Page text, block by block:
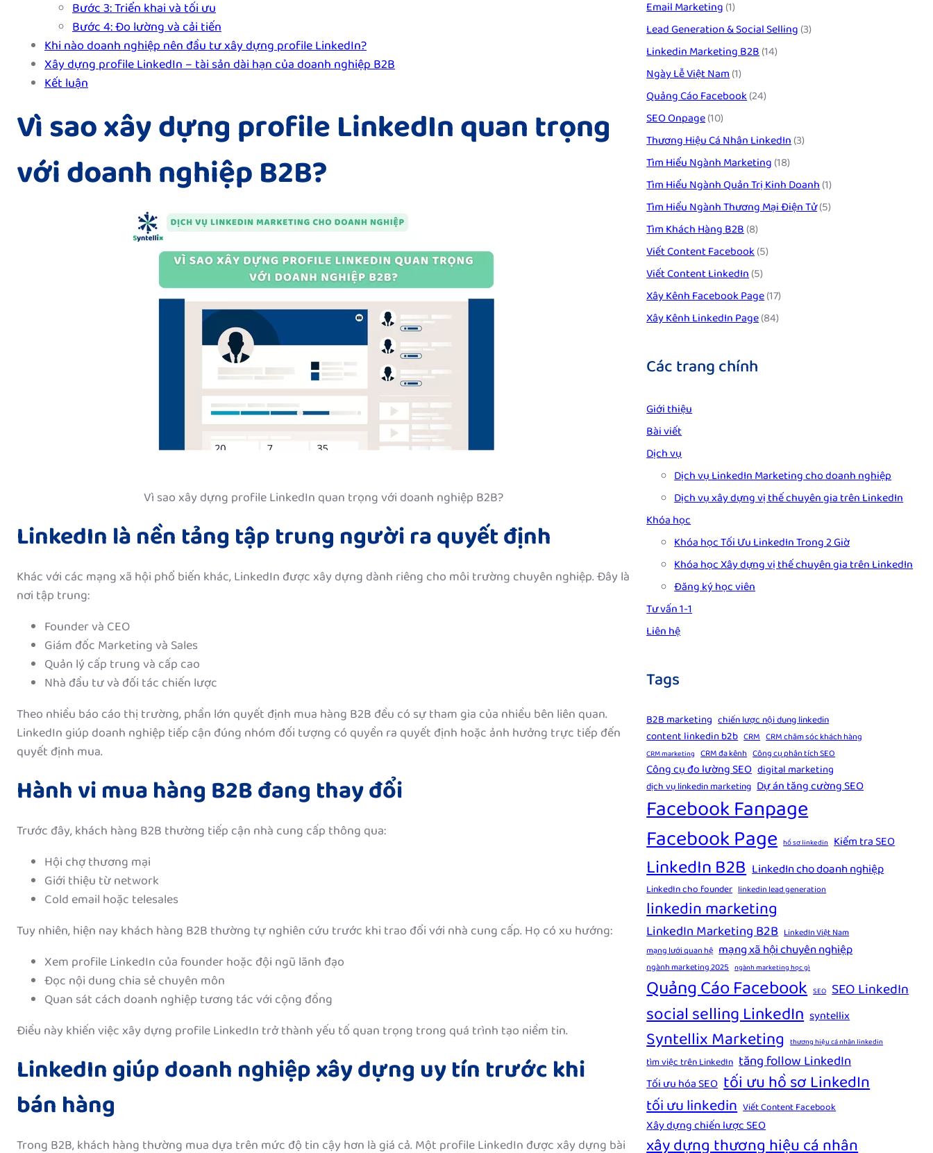
Bước 3: Triển khai và tối ưu
Bước 4: Đo lường và cải tiến
Khi nào doanh nghiệp nên đầu tư xây dựng profile LinkedIn?
Xây dựng profile LinkedIn – tài sản dài hạn của doanh nghiệp B2B
Kết luận
Vì sao xây dựng profile LinkedIn quan trọng
với doanh nghiệp B2B?
Vì sao xây dựng profile LinkedIn quan trọng với doanh nghiệp B2B?
LinkedIn là nền tảng tập trung người ra quyết định
Khác với các mạng xã hội phổ biến khác, LinkedIn được xây dựng dành riêng cho môi trường chuyên nghiệp. Đây là
nơi tập trung:
Founder và CEO
Giám đốc Marketing và Sales
Quản lý cấp trung và cấp cao
Nhà đầu tư và đối tác chiến lược
Theo nhiều báo cáo thị trường, phần lớn quyết định mua hàng B2B đều có sự tham gia của nhiều bên liên quan.
LinkedIn giúp doanh nghiệp tiếp cận đúng nhóm đối tượng có quyền ra quyết định hoặc ảnh hưởng trực tiếp đến
quyết định mua.
Hành vi mua hàng B2B đang thay đổi
Trước đây, khách hàng B2B thường tiếp cận nhà cung cấp thông qua:
Hội chợ thương mại
Giới thiệu từ network
Cold email hoặc telesales
Tuy nhiên, hiện nay khách hàng B2B thường tự nghiên cứu trước khi trao đổi với nhà cung cấp. Họ có xu hướng:
Xem profile LinkedIn của founder hoặc đội ngũ lãnh đạo
Đọc nội dung chia sẻ chuyên môn
Quan sát cách doanh nghiệp tương tác với cộng đồng
Điều này khiến việc xây dựng profile LinkedIn trở thành yếu tố quan trọng trong quá trình tạo niềm tin.
LinkedIn giúp doanh nghiệp xây dựng uy tín trước khi
bán hàng
Trong B2B, khách hàng thường mua dựa trên mức độ tin cậy hơn là giá cả. Một profile LinkedIn được xây dựng bài
Email Marketing(1)
Lead Generation & Social Selling(3)
Linkedin Marketing B2B(14)
Ngày Lễ Việt Nam(1)
Quảng Cáo Facebook(24)
SEO Onpage(10)
Thương Hiệu Cá Nhân LinkedIn(3)
Tìm Hiểu Ngành Marketing(18)
Tìm Hiểu Ngành Quản Trị Kinh Doanh(1)
Tìm Hiểu Ngành Thương Mại Điện Tử(5)
Tìm Khách Hàng B2B(8)
Viết Content Facebook(5)
Viết Content LinkedIn(5)
Xây Kênh Facebook Page(17)
Xây Kênh LinkedIn Page(84)
Các trang chính
Giới thiệu
Bài viết
Dịch vụ
Dịch vụ LinkedIn Marketing cho doanh nghiệp
Dịch vụ xây dựng vị thế chuyên gia trên LinkedIn
Khóa học
Khóa học Tối Ưu LinkedIn Trong 2 Giờ
Khóa học Xây dựng vị thế chuyên gia trên LinkedIn
Đăng ký học viên
Tư vấn 1-1
Liên hệ
Tags
B2B marketing chiến lược nội dung linkedin
content linkedin b2b CRM CRM chăm sóc khách hàng
CRM marketing CRM đa kênh Công cụ phân tích SEO
Công cụ đo lường SEO digital marketing
dịch vụ linkedin marketing Dự án tăng cường SEO
Facebook Fanpage
Facebook Page hồ sơ linkedin Kiểm tra SEO
LinkedIn B2B LinkedIn cho doanh nghiệp
LinkedIn cho founder linkedin lead generation
linkedin marketing
LinkedIn Marketing B2B LinkedIn Việt Nam
mạng lưới quan hệ mạng xã hội chuyên nghiệp
ngành marketing 2025 ngành marketing học gì
Quảng Cáo Facebook SEO SEO LinkedIn
social selling LinkedIn syntellix
Syntellix Marketing thương hiệu cá nhân linkedin
tìm việc trên LinkedIn tăng follow LinkedIn
Tối ưu hóa SEO tối ưu hồ sơ LinkedIn
tối ưu linkedin Viết Content Facebook
Xây dựng chiến lược SEO
xây dựng thương hiệu cá nhân